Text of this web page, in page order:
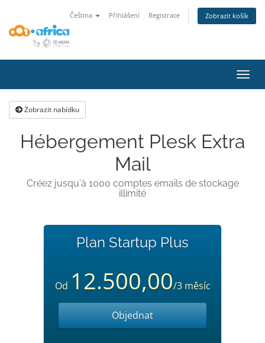
Čeština Přihlášení Registrace Zobrazit košík
Zobrazit nabídku
Hébergement Plesk Extra
Mail
Créez jusqu'à 1000 comptes emails de stockage
illimité
Plan Startup Plus
Od 12.500,00/3 měsíc
Objednat